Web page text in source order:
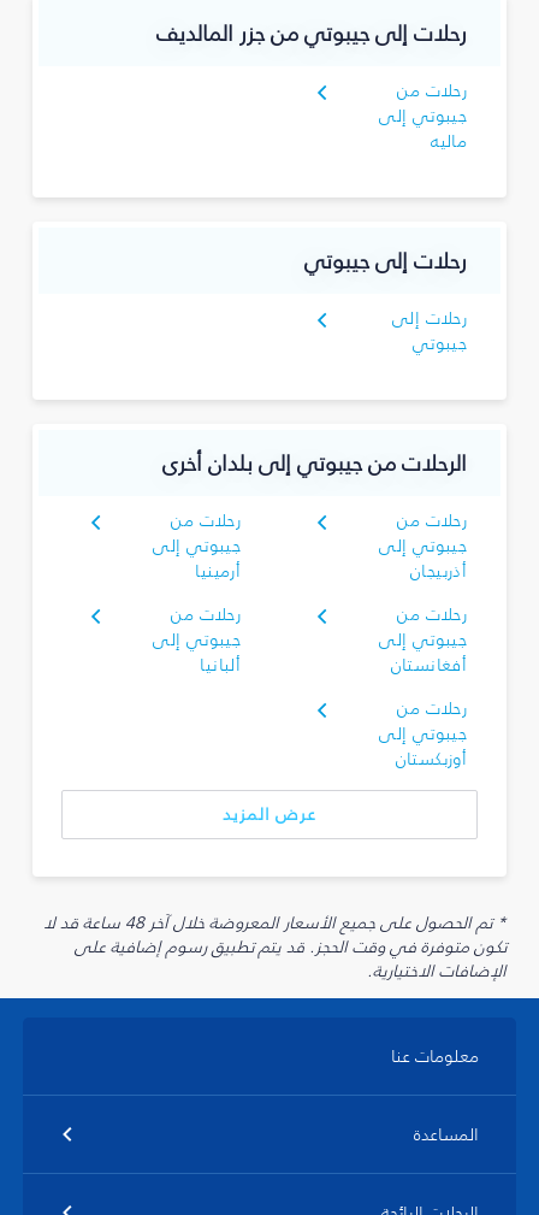
رحلات إلى جيبوتي من جزر المالديف
رحلات من
جيبوتي إلى
ماليه
رحلات إلى جيبوتي
رحلات إلى
جيبوتي
الرحلات من جيبوتي إلى بلدان أخرى
رحلات من
جيبوتي إلى
أذربيجان
رحلات من
جيبوتي إلى
أرمينيا
رحلات من
جيبوتي إلى
أفغانستان
رحلات من
جيبوتي إلى
ألبانيا
رحلات من
جيبوتي إلى
أوزبكستان
عرض المزيد
* تم الحصول على جميع الأسعار المعروضة خلال آخر 48 ساعة قد لا
تكون متوفرة في وقت الحجز. قد يتم تطبيق رسوم إضافية على
الإضافات الاختيارية.
معلومات عنا
المساعدة